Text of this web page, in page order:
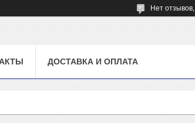
Нет отзывов,
ДОСТАВКА И ОПЛАТА